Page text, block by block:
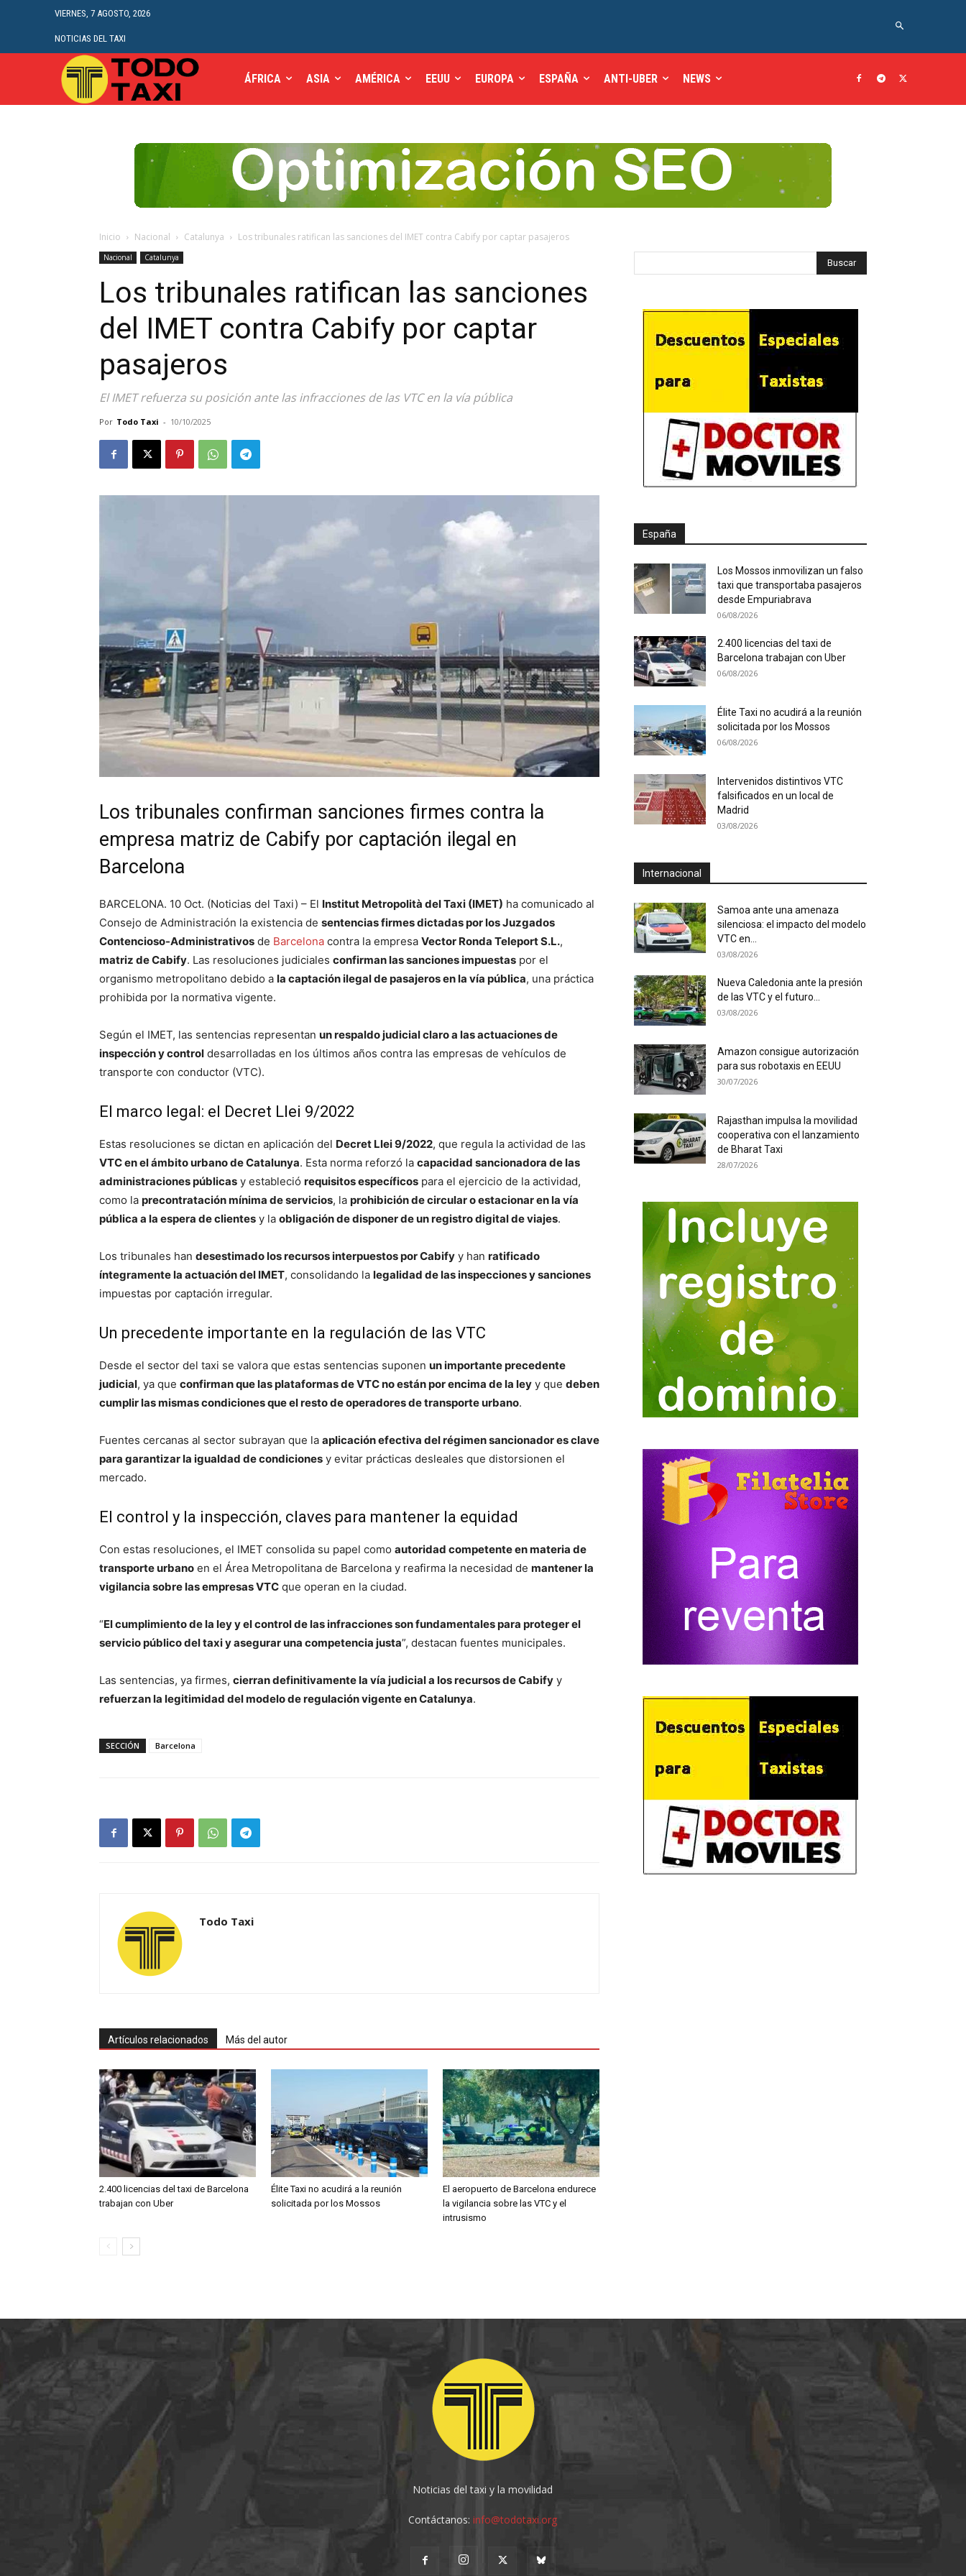
VIERNES, 7 AGOSTO, 2026
NOTICIAS DEL TAXI
ÁFRICA ASIA AMÉRICA EEUU EUROPA ESPAÑA ANTI-UBER NEWS
Inicio Nacional Catalunya Los tribunales ratifican las sanciones del IMET contra Cabify por captar pasajeros
Nacional Catalunya
Los tribunales ratifican las sanciones
del IMET contra Cabify por captar
pasajeros
El IMET refuerza su posición ante las infracciones de las VTC en la vía pública
Por Todo Taxi - 10/10/2025
Los tribunales confirman sanciones firmes contra la
empresa matriz de Cabify por captación ilegal en
Barcelona
BARCELONA. 10 Oct. (Noticias del Taxi) – El Institut Metropolità del Taxi (IMET) ha comunicado al
Consejo de Administración la existencia de sentencias firmes dictadas por los Juzgados
Contencioso-Administrativos de Barcelona contra la empresa Vector Ronda Teleport S.L.,
matriz de Cabify. Las resoluciones judiciales confirman las sanciones impuestas por el
organismo metropolitano debido a la captación ilegal de pasajeros en la vía pública, una práctica
prohibida por la normativa vigente.
Según el IMET, las sentencias representan un respaldo judicial claro a las actuaciones de
inspección y control desarrolladas en los últimos años contra las empresas de vehículos de
transporte con conductor (VTC).
El marco legal: el Decret Llei 9/2022
Estas resoluciones se dictan en aplicación del Decret Llei 9/2022, que regula la actividad de las
VTC en el ámbito urbano de Catalunya. Esta norma reforzó la capacidad sancionadora de las
administraciones públicas y estableció requisitos específicos para el ejercicio de la actividad,
como la precontratación mínima de servicios, la prohibición de circular o estacionar en la vía
pública a la espera de clientes y la obligación de disponer de un registro digital de viajes.
Los tribunales han desestimado los recursos interpuestos por Cabify y han ratificado
íntegramente la actuación del IMET, consolidando la legalidad de las inspecciones y sanciones
impuestas por captación irregular.
Un precedente importante en la regulación de las VTC
Desde el sector del taxi se valora que estas sentencias suponen un importante precedente
judicial, ya que confirman que las plataformas de VTC no están por encima de la ley y que deben
cumplir las mismas condiciones que el resto de operadores de transporte urbano.
Fuentes cercanas al sector subrayan que la aplicación efectiva del régimen sancionador es clave
para garantizar la igualdad de condiciones y evitar prácticas desleales que distorsionen el
mercado.
El control y la inspección, claves para mantener la equidad
Con estas resoluciones, el IMET consolida su papel como autoridad competente en materia de
transporte urbano en el Área Metropolitana de Barcelona y reafirma la necesidad de mantener la
vigilancia sobre las empresas VTC que operan en la ciudad.
“El cumplimiento de la ley y el control de las infracciones son fundamentales para proteger el
servicio público del taxi y asegurar una competencia justa”, destacan fuentes municipales.
Las sentencias, ya firmes, cierran definitivamente la vía judicial a los recursos de Cabify y
refuerzan la legitimidad del modelo de regulación vigente en Catalunya.
SECCIÓN Barcelona
Todo Taxi
Artículos relacionados Más del autor
2.400 licencias del taxi de Barcelona
trabajan con Uber
Élite Taxi no acudirá a la reunión
solicitada por los Mossos
El aeropuerto de Barcelona endurece
la vigilancia sobre las VTC y el
intrusismo
España
Los Mossos inmovilizan un falso
taxi que transportaba pasajeros
desde Empuriabrava
06/08/2026
2.400 licencias del taxi de
Barcelona trabajan con Uber
06/08/2026
Élite Taxi no acudirá a la reunión
solicitada por los Mossos
06/08/2026
Intervenidos distintivos VTC
falsificados en un local de
Madrid
03/08/2026
Internacional
Samoa ante una amenaza
silenciosa: el impacto del modelo
VTC en...
03/08/2026
Nueva Caledonia ante la presión
de las VTC y el futuro...
03/08/2026
Amazon consigue autorización
para sus robotaxis en EEUU
30/07/2026
Rajasthan impulsa la movilidad
cooperativa con el lanzamiento
de Bharat Taxi
28/07/2026
Noticias del taxi y la movilidad
Contáctanos:info@todotaxi.org